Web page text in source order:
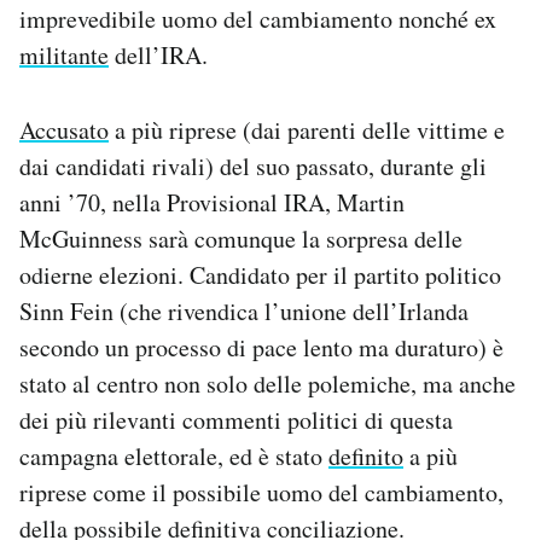
imprevedibile uomo del cambiamento nonché ex
militantedell’IRA.
Accusatoa più riprese (dai parenti delle vittime e
dai candidati rivali) del suo passato, durante gli
anni ’70, nella Provisional IRA, Martin
McGuinness sarà comunque la sorpresa delle
odierne elezioni. Candidato per il partito politico
Sinn Fein (che rivendica l’unione dell’Irlanda
secondo un processo di pace lento ma duraturo) è
stato al centro non solo delle polemiche, ma anche
dei più rilevanti commenti politici di questa
campagna elettorale, ed è statodefinitoa più
riprese come il possibile uomo del cambiamento,
della possibile definitiva conciliazione.